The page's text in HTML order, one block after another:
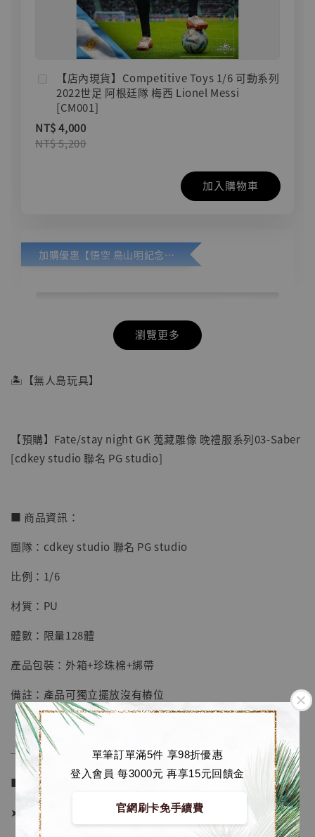
單筆訂單滿5件 享98折優惠
登入會員 每3000元 再享15元回饋金
官網刷卡免手續費
【店內現貨】Competitive Toys 1/6 可動系列
2022世足 阿根廷隊 梅西 Lionel Messi
[CM001]
NT$ 4,000
NT$ 5,200
加入購物車
加購優惠【悟空 鳥山明紀念款 [奇蹟工作室]】
【店內現貨】七龍珠 系列蒐藏雕像 悟空 鳥山
明紀念款 [奇蹟工作室]
NT$ 5,580
瀏覽更多
🏝【無人島玩具】
【預購】Fate/stay night GK 蒐藏雕像 晚禮服系列03-Saber
[cdkey studio 聯名 PG studio]
■ 商品資訊：
團隊：cdkey studio 聯名 PG studio
比例：1/6
材質：PU
體數：限量128體
產品包裝：外箱+珍珠棉+綁帶
備註：產品可獨立擺放沒有樁位
──────────────
■ 販售資訊 (NT$)：
➤ 價格 5980元 (訂金2980)